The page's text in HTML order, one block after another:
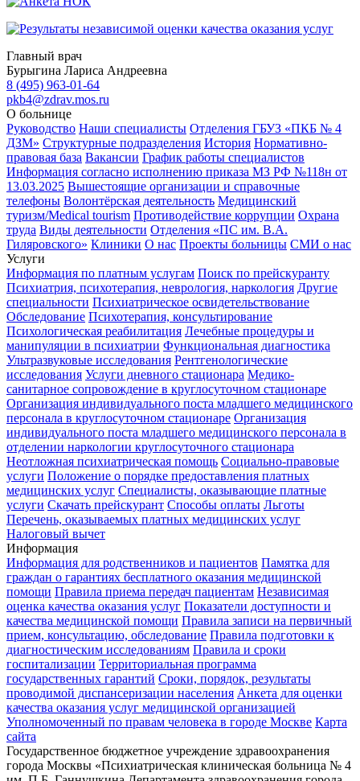
Главный врач
Бурыгина Лариса Андреевна
8 (495) 963-01-64
pkb4@zdrav.mos.ru
О больнице
Руководство Наши специалисты Отделения ГБУЗ «ПКБ № 4
ДЗМ» Структурные подразделения История Нормативно-
правовая база Вакансии График работы специалистов
Информация согласно исполнению приказа МЗ РФ №118н от
13.03.2025 Вышестоящие организации и справочные
телефоны Волонтёрская деятельность Медицинский
туризм/Medical tourism Противодействие коррупции Охрана
труда Виды деятельности Отделения «ПС им. В.А.
Гиляровского» Клиники О нас Проекты больницы СМИ о нас
Услуги
Информация по платным услугам Поиск по прейскуранту
Психиатрия, психотерапия, неврология, наркология Другие
специальности Психиатрическое освидетельствование
Обследование Психотерапия, консультирование
Психологическая реабилитация Лечебные процедуры и
манипуляции в психиатрии Функциональная диагностика
Ультразвуковые исследования Рентгенологические
исследования Услуги дневного стационара Медико-
санитарное сопровождение в круглосуточном стационаре
Организация индивидуального поста младшего медицинского
персонала в круглосуточном стационаре Организация
индивидуального поста младшего медицинского персонала в
отделении наркологии круглосуточного стационара
Неотложная психиатрическая помощь Социально-правовые
услуги Положение о порядке предоставления платных
медицинских услуг Специалисты, оказывающие платные
услуги Скачать прейскурант Способы оплаты Льготы
Перечень, оказываемых платных медицинских услуг
Налоговый вычет
Информация
Информация для родственников и пациентов Памятка для
граждан о гарантиях бесплатного оказания медицинской
помощи Правила приема передач пациентам Независимая
оценка качества оказания услуг Показатели доступности и
качества медицинской помощи Правила записи на первичный
прием, консультацию, обследование Правила подготовки к
диагностическим исследованиям Правила и сроки
госпитализации Территориальная программа
государственных гарантий Сроки, порядок, результаты
проводимой диспансеризации населения Анкета для оценки
качества оказания услуг медицинской организацией
Уполномоченный по правам человека в городе Москве Карта
сайта
Государственное бюджетное учреждение здравоохранения
города Москвы «Психиатрическая клиническая больница № 4